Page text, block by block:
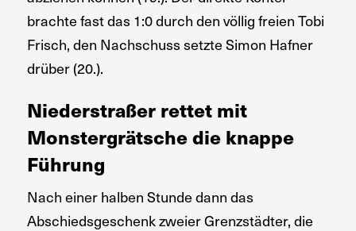
brachte fast das 1:0 durch den völlig freien Tobi
Frisch, den Nachschuss setzte Simon Hafner
drüber (20.).
Niederstraßer rettet mit
Monstergrätsche die knappe
Führung
Nach einer halben Stunde dann das
Abschiedsgeschenk zweier Grenzstädter, die